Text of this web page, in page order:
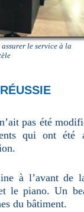
le service à la
pas été
qui ont été
à l’avant de
le piano. Un
du bâtiment.